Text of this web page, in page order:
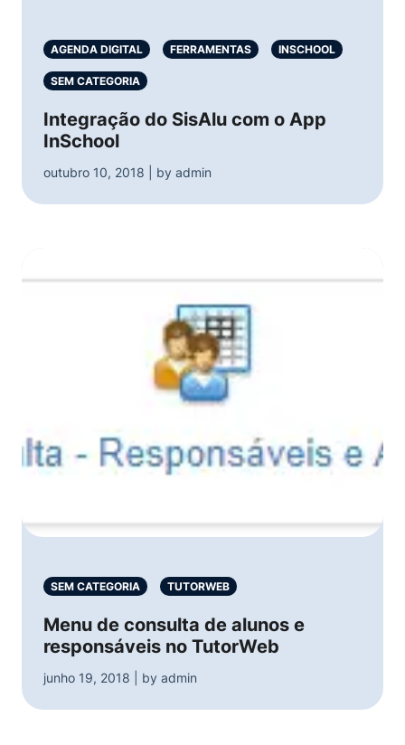
AGENDA DIGITAL FERRAMENTAS INSCHOOL
SEM CATEGORIA
Integração do SisAlu com o App
InSchool
outubro 10, 2018 | by admin
SEM CATEGORIA TUTORWEB
Menu de consulta de alunos e
responsáveis no TutorWeb
junho 19, 2018 | by admin